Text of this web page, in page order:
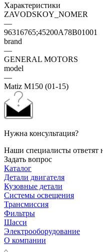
Характеристики
ZAVODSKOY_NOMER
—
96316765;45200A78B01001
brand
—
GENERAL MOTORS
model
—
Matiz M150 (01-15)
Нужна консультация?
Наши специалисты
Задать вопрос
Каталог
Детали двигателя
Кузовные детали
Системы освещения
Трансмиссия
Фильтры
Шасси
Электрооборудование
О компании